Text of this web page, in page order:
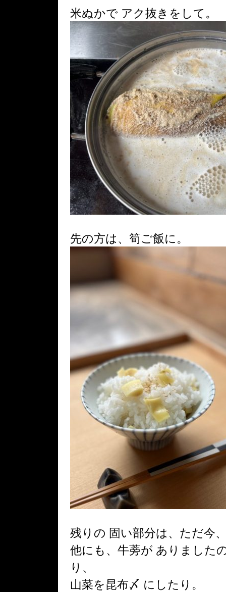
米ぬかで アク抜きをして。
先の方は、筍ご飯に。
残りの 固い部分は、ただ今
他にも、牛蒡が ありました
り、
山菜を昆布〆 にしたり。